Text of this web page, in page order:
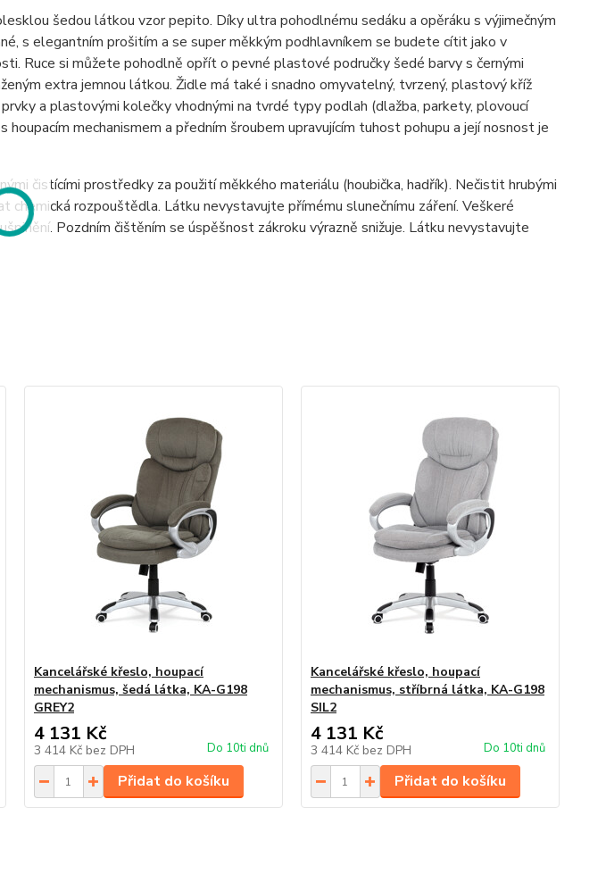
šedou látkou vzor pepito. Díky ultra pohodlnému sedáku a opěráku s výjimečným
s elegantním prošitím a se super měkkým podhlavníkem se budete cítit jako v
Ruce si můžete pohodlně opřít o pevné plastové područky šedé barvy s černými
extra jemnou látkou. Židle má také i snadno omyvatelný, tvrzený, plastový kříž
a plastovými kolečky vhodnými na tvrdé typy podlah (dlažba, parkety, plovoucí
houpacím mechanismem a předním šroubem upravujícím tuhost pohupu a její nosnost je
čistícími prostředky za použití měkkého materiálu (houbička, hadřík). Nečistit hrubými
chemická rozpouštědla. Látku nevystavujte přímému slunečnímu záření. Veškeré
Pozdním čištěním se úspěšnost zákroku výrazně snižuje. Látku nevystavujte
Kancelářské křeslo, houpací
mechanismus, šedá látka, KA-G198
GREY2
4 131 Kč
3 414 Kč bez DPH Do 10ti dnů
Přidat do košíku
Kancelářské křeslo, houpací
mechanismus, stříbrná látka, KA-G198
SIL2
4 131 Kč
3 414 Kč bez DPH Do 10ti dnů
Přidat do košíku